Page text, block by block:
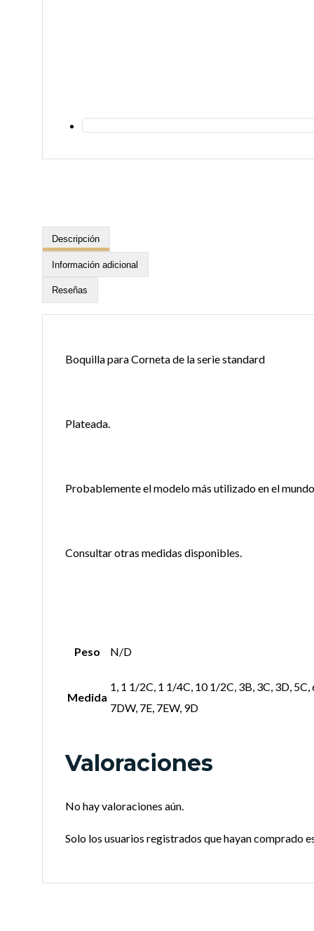
Descripción
Información adicional
Reseñas
Boquilla para Corneta de la serie standard
Plateada.
Probablemente el modelo más utilizado en el
Consultar otras medidas disponibles.
Peso N/D
Medida
1, 1 1/2C, 1 1/4C, 10 1/2C, 3B, 3C, 3D,
7DW, 7E, 7EW, 9D
Valoraciones
No hay valoraciones aún.
Solo los usuarios registrados que hayan comprado